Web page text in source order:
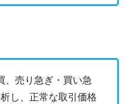
、売り急ぎ・買い急
し、正常な取引価格